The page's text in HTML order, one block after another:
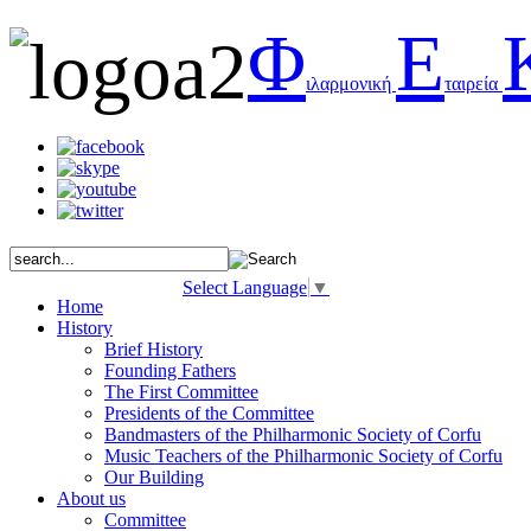
Φιλαρμονική Εταιρεία
Select Language ▼
Home
History
Brief History
Founding Fathers
The First Committee
Presidents of the Committee
Bandmasters of the Philharmonic Society of Corfu
Music Teachers of the Philharmonic Society of Corfu
Our Building
About us
Committee